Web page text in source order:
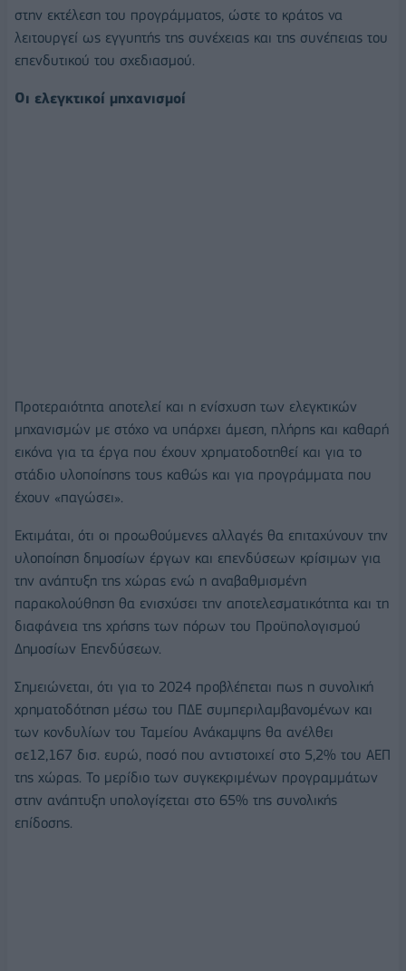
στην εκτέλεση του προγράμματος, ώστε το κράτος να
λειτουργεί ως εγγυητής της συνέχειας και της συνέπειας του
επενδυτικού του σχεδιασμού.
Οι ελεγκτικοί μηχανισμοί
Προτεραιότητα αποτελεί και η ενίσχυση των ελεγκτικών
μηχανισμών με στόχο να υπάρχει άμεση, πλήρης και καθαρή
εικόνα για τα έργα που έχουν χρηματοδοτηθεί και για το
στάδιο υλοποίησης τους καθώς και για προγράμματα που
έχουν «παγώσει».
Εκτιμάται, ότι οι προωθούμενες αλλαγές θα επιταχύνουν την
υλοποίηση δημοσίων έργων και επενδύσεων κρίσιμων για
την ανάπτυξη της χώρας ενώ η αναβαθμισμένη
παρακολούθηση θα ενισχύσει την αποτελεσματικότητα και τη
διαφάνεια της χρήσης των πόρων του Προϋπολογισμού
Δημοσίων Επενδύσεων.
Σημειώνεται, ότι για το 2024 προβλέπεται πως η συνολική
χρηματοδότηση μέσω του ΠΔΕ συμπεριλαμβανομένων και
των κονδυλίων του Ταμείου Ανάκαμψης θα ανέλθει
σε12,167 δισ. ευρώ, ποσό που αντιστοιχεί στο 5,2% του ΑΕΠ
της χώρας. Το μερίδιο των συγκεκριμένων προγραμμάτων
στην ανάπτυξη υπολογίζεται στο 65% της συνολικής
επίδοσης.